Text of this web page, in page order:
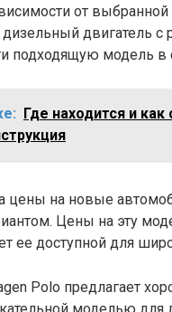
от
двигатель
подходящую модель в
Где находится и
цены на новые
Цены на эту
ее доступной для
Polo предлагает